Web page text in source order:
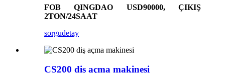
FOB QINGDAO USD90000, ÇIKIŞ
2TON/24SAAT
sorgudetay
CS200 diş açma makinesi